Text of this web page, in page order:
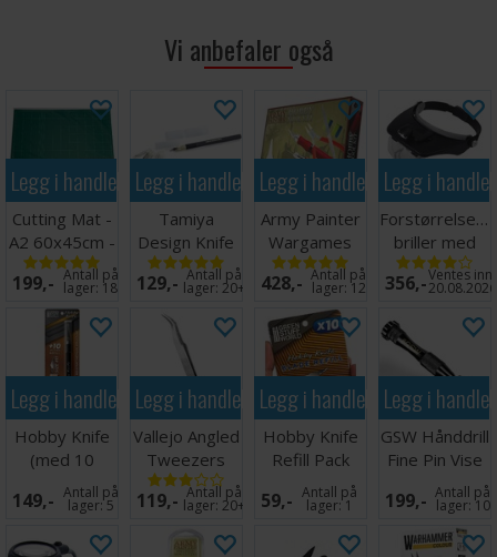
modellering og maling.
En pakke inneholder 100 engangshansker.
Pudderfrie
Produsert i samsvar med loven 93/42/CEE for
medisinske enheter og i samsvar med EU-reguleringen
2016/425 for individuell beskyttelse (EPI).
ikke sterile
Uten latex.
Vi anbefaler også
Legg i handlekurven
Cutting Mat -
A2 60x45cm -
Grønn
199,- Antall på
lager: 18
Legg i handlekurven
Tamiya
Design Knife
Presisjonsskalpell
129,- Antall på
lager:20+
Legg i handlekurven
Army Painter
Wargames
Hobby Tool
Kit
428,- Antall på
lager: 12
Legg i
briller med
LED lys
356,-Ventes inn
20.08.2026
Legg i handlekurven
Hobby Knife
(med 10
ekstra blad)
149,- Antall på
lager:5
Legg i handlekurven
Vallejo Angled
Tweezers
Vinklet Pinsett
119,- Antall på
lager:20+
Legg i handlekurven
Hobby Knife
Refill Pack
59,- Antall på
lager:1
Legg i
GSW Hånddrill
Fine Pin Vise
0,3 - 3,2mm
199,- Antall på
lager: 10